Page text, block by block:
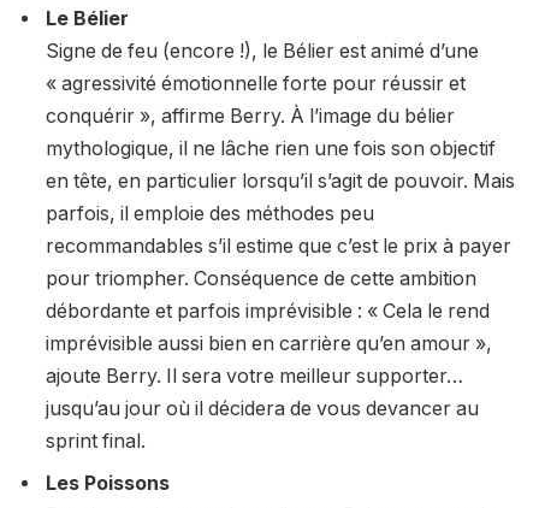
Le Bélier
Signe de feu (encore !), le Bélier est animé d’une
« agressivité émotionnelle forte pour réussir et
conquérir », affirme Berry. À l’image du bélier
mythologique, il ne lâche rien une fois son objectif
en tête, en particulier lorsqu’il s’agit de pouvoir. Mais
parfois, il emploie des méthodes peu
recommandables s’il estime que c’est le prix à payer
pour triompher. Conséquence de cette ambition
débordante et parfois imprévisible : « Cela le rend
imprévisible aussi bien en carrière qu’en amour »,
ajoute Berry. Il sera votre meilleur supporter…
jusqu’au jour où il décidera de vous devancer au
sprint final.
Les Poissons